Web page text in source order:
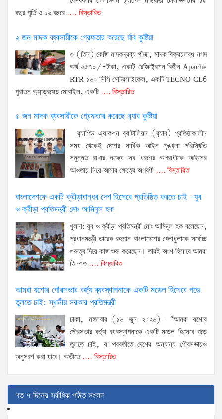
বছর পূর্তি ও ১৬ বছরে .... বিস্তারিত
২ জন মাদক ব্যবসায়ীকে গ্রেফতার করেছে র্যাব কুষ্টিয়া
৩ (তিন) কেজি মাদকদ্রব্য গাঁজা, মাদক বিক্রয়লব্ধ নগদ
অর্থ ২৫৭০/-টাকা, একটি রেজিষ্ট্রেশন বিহীন Apache
RTR ১৬০ সিসি মোটরসাইকেল, একটি TECNO CL6
পুরাতন অ্যান্ড্রয়েড মোবাইল, একটি .... বিস্তারিত
৫ জন মাদক ব্যবসায়ীকে গ্রেফতার করেছে র‌্যাব কুষ্টিয়া
র‌্যাপিড এ্যাকশন ব্যাটালিয়ন (র‌্যাব) প্রতিষ্ঠাকালীন
সময় থেকেই দেশের সার্বিক আইন শৃঙ্খলা পরিস্থিতি
সমুন্নত রাখার লক্ষ্যে সব ধরণের অপরাধীকে আইনের
আওতায় নিয়ে আসার ক্ষেত্রে অগ্রণী .... বিস্তারিত
বাংলাদেশকে একটি ক্রীড়াবান্ধব দেশ হিসেবে প্রতিষ্ঠিত করতে চাই -যুব
ও ক্রীড়া প্রতিমন্ত্রী মোঃ আমিনুল হক
খুলনা: যুব ও ক্রীড়া প্রতিমন্ত্রী মোঃ আমিনুল হক বলেছেন,
প্রধানমন্ত্রী তারেক রহমান বাংলাদেশের খেলাধুলাকে সর্বোচ্চ
গুরুত্ব দিয়ে কাজ শুরু করেছেন। তারই অংশ হিসাবে আমরা
তিনশত.... বিস্তারিত
আমরা যশোর পৌরসভার বর্জ্য ব্যবস্থাপনাকে একটি মডেল হিসেবে গড়ে
তুলতে চাই: স্থানীয় সরকার প্রতিমন্ত্রী
ঢাকা, মঙ্গলবার (১৬ জুন ২০২৬)- “আমরা যশোর
পৌরসভার বর্জ্য ব্যবস্থাপনাকে একটি মডেল হিসেবে গড়ে
তুলতে চাই, যা পরবর্তীতে দেশের অন্যান্য পৌরসভায়ও
অনুসরণ করা যাবে। অতীতে.... বিস্তারিত
গত ৭ দিনের সর্বাধিক পঠিত সংবাদ